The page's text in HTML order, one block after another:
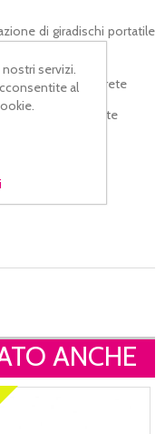
di giradischi portatile
alla rete
dell'altoparlante
ANCHE
servizi.
al